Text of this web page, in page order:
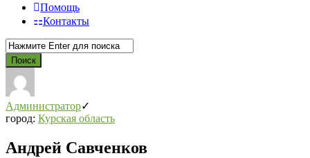
Помощь
Контакты
Администратор
город: Курская область
Андрей Савченков